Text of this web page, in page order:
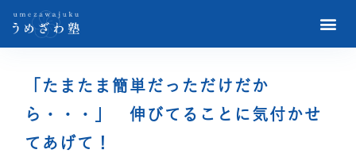
「たまたま簡単だっただけだか
ら・・・」 伸びてることに気付かせ
てあげて！